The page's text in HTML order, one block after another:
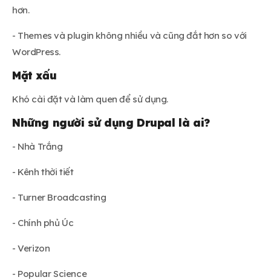
hơn.
- Themes và plugin không nhiều và cũng đắt hơn so với
WordPress.
Mặt xấu
Khó cài đặt và làm quen để sử dụng.
Những người sử dụng Drupal là ai?
- Nhà Trắng
- Kênh thời tiết
- Turner Broadcasting
- Chính phủ Úc
- Verizon
- Popular Science